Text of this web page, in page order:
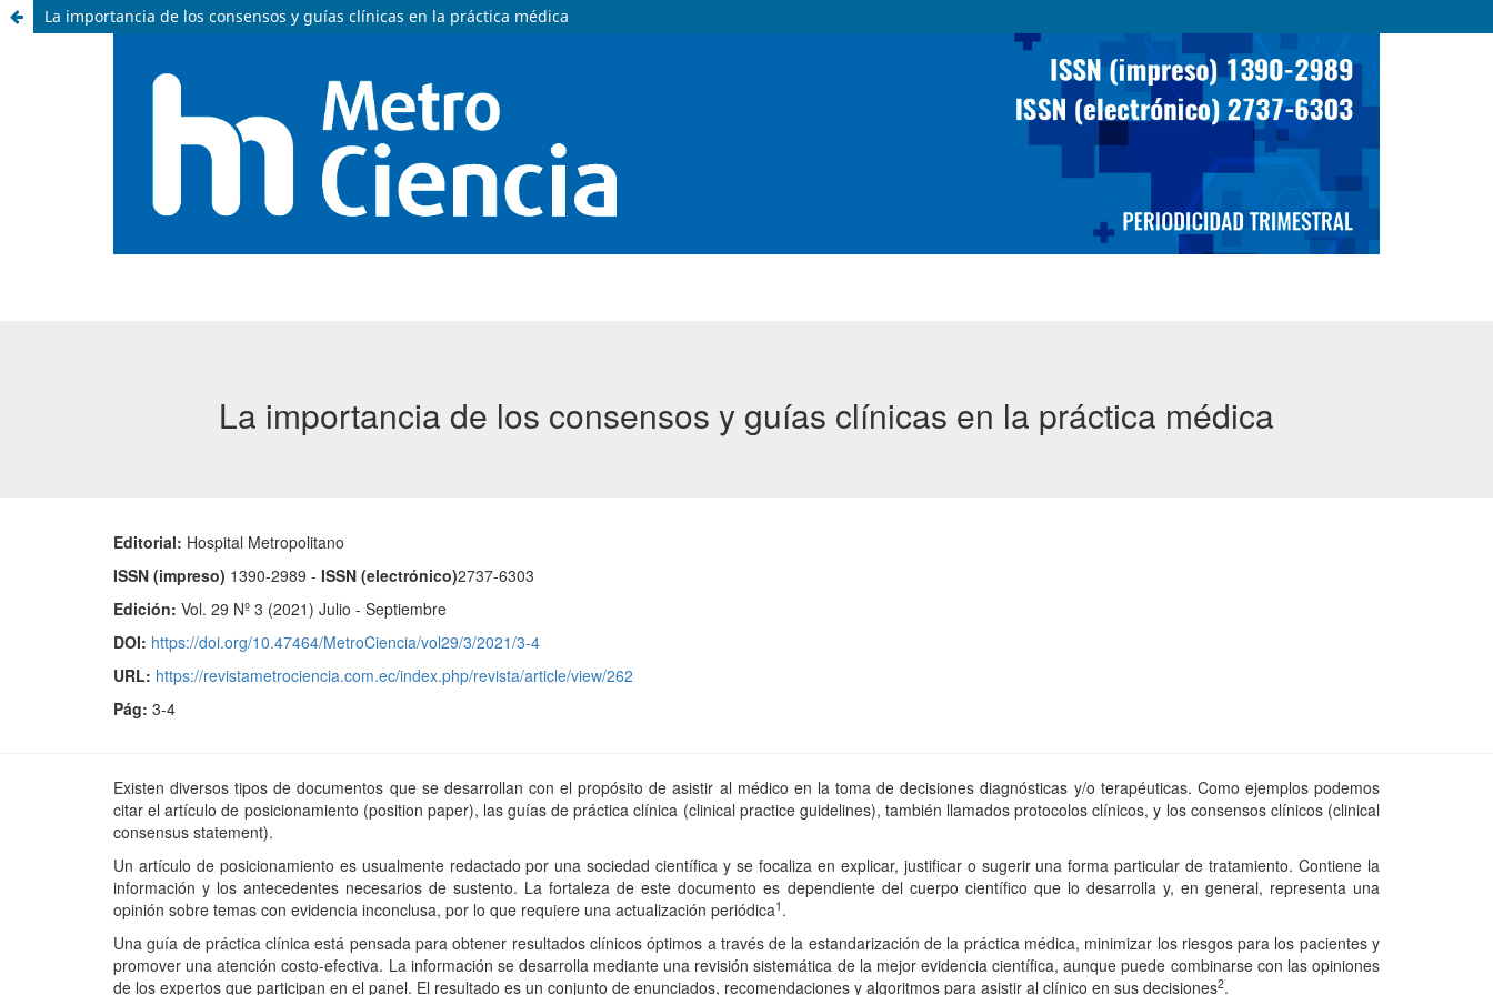
La importancia de los consensos y guías clínicas en la práctica médica